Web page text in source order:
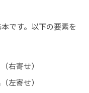
です。以下の要素を
右寄せ）
左寄せ）